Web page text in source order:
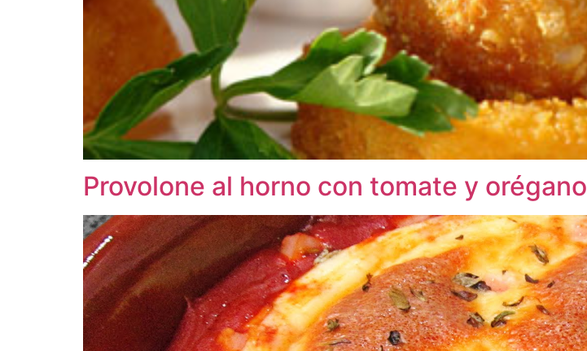
Provolone al horno con tomate y orégano